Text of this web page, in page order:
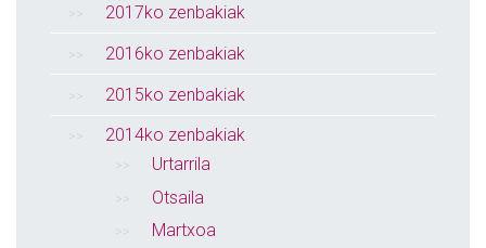
2017ko zenbakiak
2016ko zenbakiak
2015ko zenbakiak
2014ko zenbakiak
Urtarrila
Otsaila
Martxoa